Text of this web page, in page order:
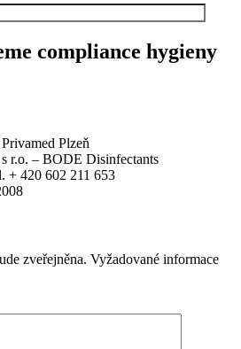
compliance hygieny
Plzeň
r.o. – BODE Disinfectants
+ 420 602 211 653
zveřejněna. Vyžadované informace